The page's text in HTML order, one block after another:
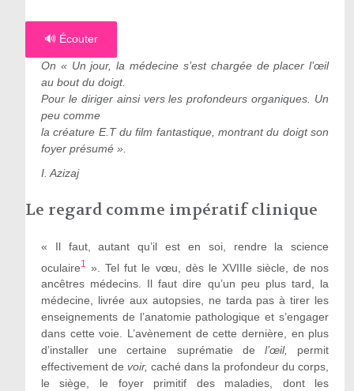
🔊 Écouter
On « Un jour, la médecine s’est chargée de placer l’œil
au bout du doigt.
Pour le diriger ainsi vers les profondeurs organiques. Un
peu comme
la créature E.T du film fantastique, montrant du doigt son
foyer présumé ».
I. Azizaj
Le regard comme impératif clinique
« Il faut, autant qu’il est en soi, rendre la science
oculaire1
». Tel fut le vœu, dès le XVIIIe siècle, de nos
ancêtres médecins. Il faut dire qu’un peu plus tard, la
médecine, livrée aux autopsies, ne tarda pas à tirer les
enseignements de l’anatomie pathologique et s’engager
dans cette voie. L’avènement de cette dernière, en plus
d’installer une certaine suprématie de l’œil, permit
effectivement de voir, caché dans la profondeur du corps,
le siège, le foyer primitif des maladies, dont les